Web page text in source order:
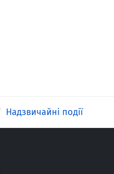
Надзвичайні події